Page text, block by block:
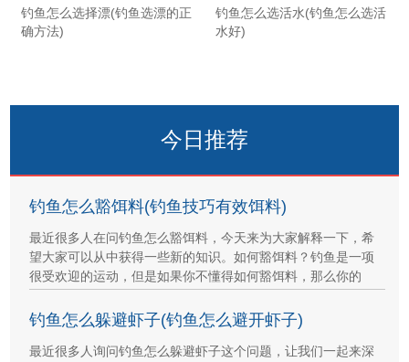
钓鱼怎么选择漂(钓鱼选漂的正
确方法)
钓鱼怎么选活水(钓鱼怎么选活
水好)
今日推荐
钓鱼怎么豁饵料(钓鱼技巧有效饵料)
最近很多人在问钓鱼怎么豁饵料，今天来为大家解释一下，希
望大家可以从中获得一些新的知识。如何豁饵料？钓鱼是一项
很受欢迎的运动，但是如果你不懂得如何豁饵料，那么你的
钓鱼怎么躲避虾子(钓鱼怎么避开虾子)
最近很多人询问钓鱼怎么躲避虾子这个问题，让我们一起来深